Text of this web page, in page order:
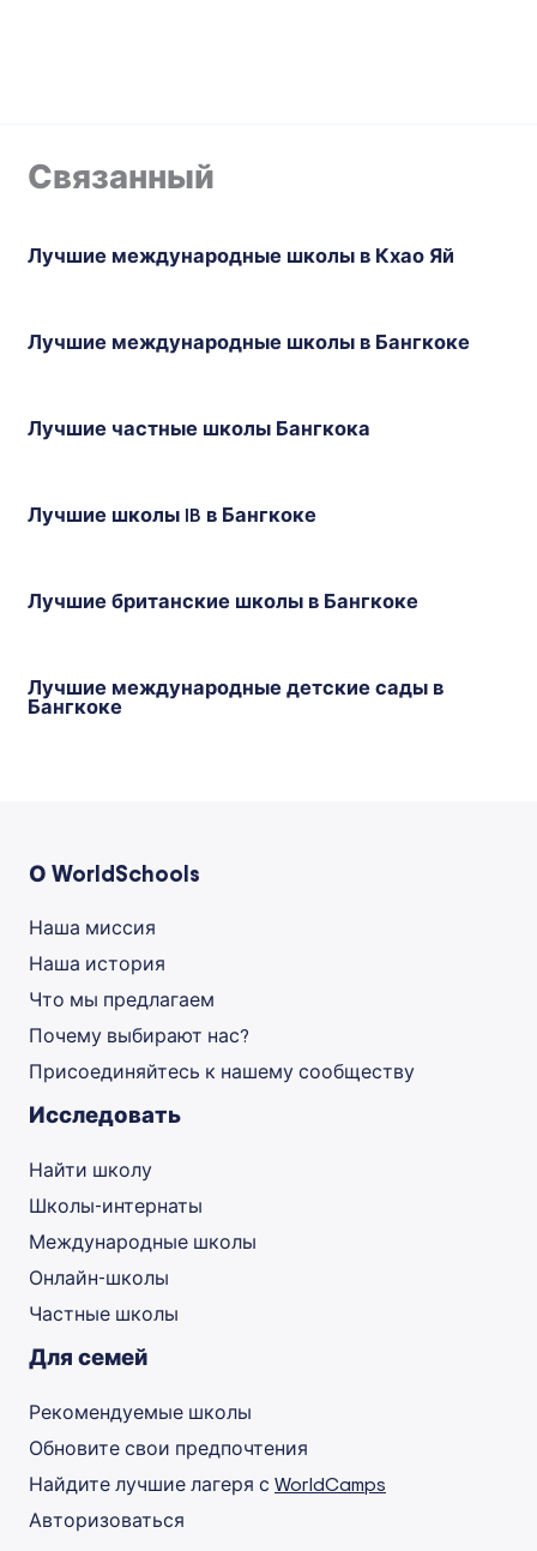
Связанный
Лучшие международные школы в Кхао Яй
Лучшие международные школы в Бангкоке
Лучшие частные школы Бангкока
Лучшие школы IB в Бангкоке
Лучшие британские школы в Бангкоке
Лучшие международные детские сады в
Бангкоке
О WorldSchools
Наша миссия
Наша история
Что мы предлагаем
Почему выбирают нас?
Присоединяйтесь к нашему сообществу
Исследовать
Найти школу
Школы-интернаты
Международные школы
Онлайн-школы
Частные школы
Для семей
Рекомендуемые школы
Обновите свои предпочтения
Найдите лучшие лагеря с WorldCamps
Авторизоваться